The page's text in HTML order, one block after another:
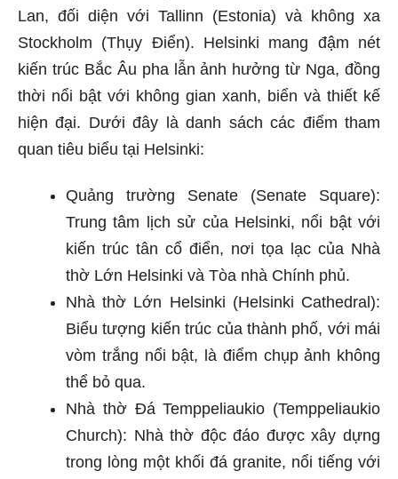
Lan, đối diện với Tallinn (Estonia) và không xa
Stockholm (Thụy Điển). Helsinki mang đậm nét
kiến trúc Bắc Âu pha lẫn ảnh hưởng từ Nga, đồng
thời nổi bật với không gian xanh, biển và thiết kế
hiện đại. Dưới đây là danh sách các điểm tham
quan tiêu biểu tại Helsinki:
Quảng trường Senate (Senate Square):
Trung tâm lịch sử của Helsinki, nổi bật với
kiến trúc tân cổ điển, nơi tọa lạc của Nhà
thờ Lớn Helsinki và Tòa nhà Chính phủ.
Nhà thờ Lớn Helsinki (Helsinki Cathedral):
Biểu tượng kiến trúc của thành phố, với mái
vòm trắng nổi bật, là điểm chụp ảnh không
thể bỏ qua.
Nhà thờ Đá Temppeliaukio (Temppeliaukio
Church): Nhà thờ độc đáo được xây dựng
trong lòng một khối đá granite, nổi tiếng với